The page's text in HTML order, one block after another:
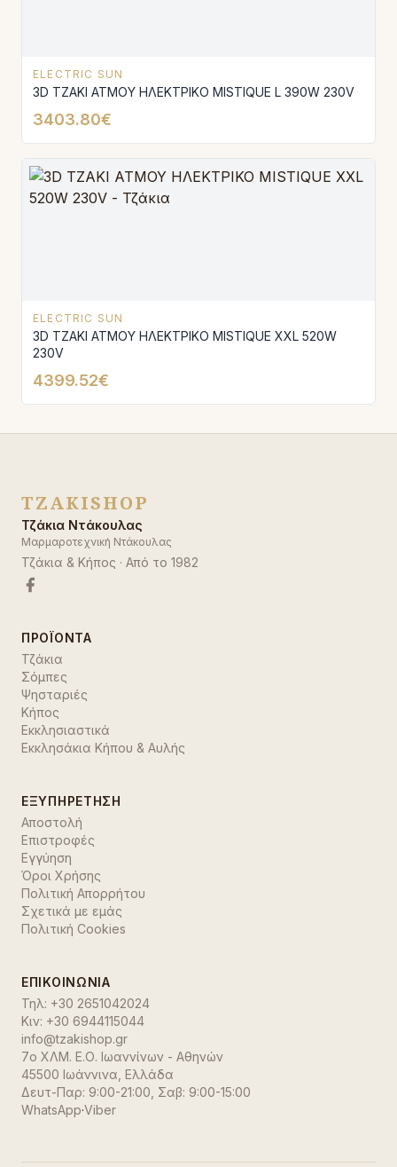
ELECTRIC SUN
3D ΤΖΑΚΙ ΑΤΜΟΥ ΗΛΕΚΤΡΙΚΟ MISTIQUE L 390W 230V
3403.80€
ELECTRIC SUN
3D ΤΖΑΚΙ ΑΤΜΟΥ ΗΛΕΚΤΡΙΚΟ MISTIQUE XXL 520W
230V
4399.52€
TZAKISHOP
Τζάκια Ντάκουλας
Μαρμαροτεχνική Ντάκουλας
Τζάκια & Κήπος · Από το 1982
ΠΡΟΪΌΝΤΑ
Τζάκια
Σόμπες
Ψησταριές
Κήπος
Εκκλησιαστικά
Εκκλησάκια Κήπου & Αυλής
ΕΞΥΠΗΡΈΤΗΣΗ
Αποστολή
Επιστροφές
Εγγύηση
Όροι Χρήσης
Πολιτική Απορρήτου
Σχετικά με εμάς
Πολιτική Cookies
ΕΠΙΚΟΙΝΩΝΊΑ
Τηλ: +30 2651042024
Κιν: +30 6944115044
info@tzakishop.gr
7ο ΧΛΜ. Ε.Ο. Ιωαννίνων - Αθηνών
45500 Ιωάννινα Ελλάδα
Δευτ-Παρ: 9:00-21:00, Σαβ: 9:00-15:00
WhatsApp·Viber